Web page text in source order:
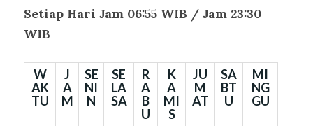
Setiap Hari Jam 06:55 WIB / Jam 23:30
WIB
W
AK
TU
J
A
M
SE
NI
N
SE
LA
SA
R
A
B
U
K
A
MI
S
JU
M
AT
SA
BT
U
MI
NG
GU